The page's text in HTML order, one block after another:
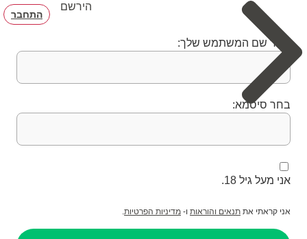
הירשם
התחבר
בחר שם המשתמש שלך:
בחר סיסמא:
אני מעל גיל 18.
אני קראתי את תנאים והוראות ו- מדיניות הפרטיות.